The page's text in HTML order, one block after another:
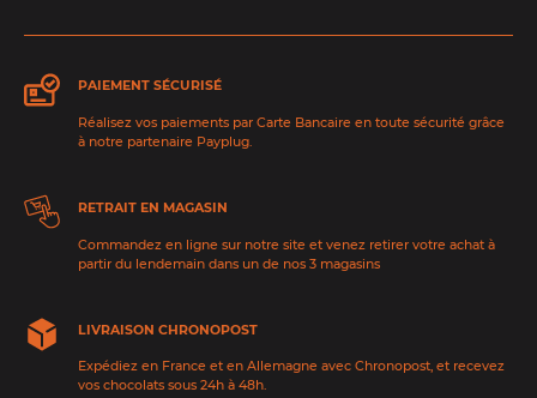
PAIEMENT SÉCURISÉ
Réalisez vos paiements par Carte Bancaire en toute sécurité grâce
à notre partenaire Payplug.
RETRAIT EN MAGASIN
Commandez en ligne sur notre site et venez retirer votre achat à
partir du lendemain dans un de nos 3 magasins
LIVRAISON CHRONOPOST
Expédiez en France et en Allemagne avec Chronopost, et recevez
vos chocolats sous 24h à 48h.